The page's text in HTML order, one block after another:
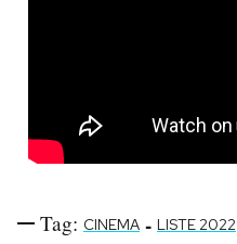
Tag: CINEMA - LISTE 2022